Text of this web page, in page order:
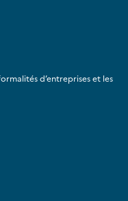
d’entreprises et les